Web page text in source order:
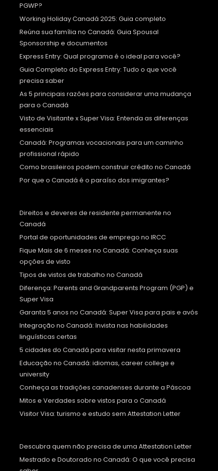
PGWP?
Working Holiday Canadá 2025: Guia completo
Reúna sua família no Canadá: Guia Spousal
Sponsorship e documentos
Express Entry: Qual programa é o ideal para você?
Guia Completo do Express Entry: Tudo o que você
precisa saber
As 5 principais razões para considerar uma mudança
para o Canadá
Visto de Visitante x Super Visa: Entenda as diferenças
essenciais
Canadá: Programas vocacionais para um caminho
profissional rápido
Como brasileiros podem construir crédito no Canadá
Por que o Canadá é o paraíso dos imigrantes?
Direitos e deveres de residente permanente no
Canadá
Portal de oportunidades de emprego no IRCC
Fique Mais de 6 meses no Canadá: Conheça suas
opções de visto
Tipos de vistos de trabalho no Canadá
Diferença: Parents and Grandparents Program (PGP) e
Super Visa
Garanta 5 anos no Canadá: Super Visa para pais e avós
Integração no Canadá: Invista nas habilidades
linguísticas certas
5 cidades do Canadá para visitar nesta primavera
Educação no Canadá: idiomas, career college e
university
Conheça as tradições canadenses durante a Páscoa
Mitos e Verdades sobre vistos para o Canadá
Visitor Visa: turismo e estudo sem Attestation Letter
Descubra quem não precisa de uma Attestation Letter
Mestrado e Doutorado no Canadá: O que você precisa